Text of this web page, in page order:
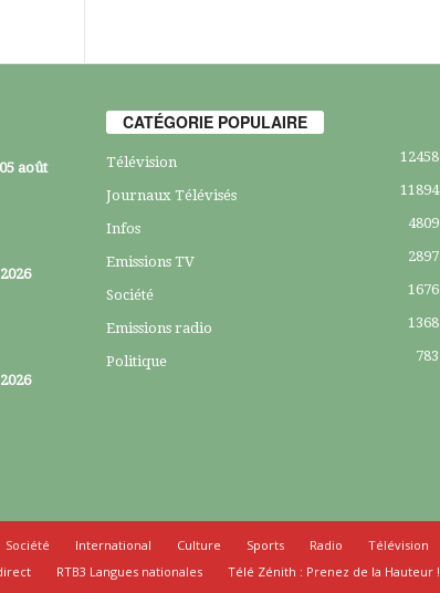
août
CATÉGORIE POPULAIRE
Télévision 12458
Journaux Télévisés 11894
Infos 4809
Emissions TV 2897
Société 1676
Emissions radio 1368
Politique 783
Société International Culture Sports Radio
Télévision
RTB3 Langues nationales Télé Zénith : Prenez de la Hauteur !